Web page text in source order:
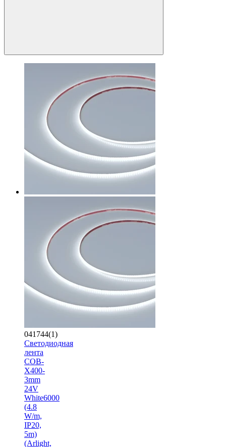
041744(1)
Светодиодная
лента
COB-
X400-
3mm
24V
White6000
(4.8
W/m,
IP20,
5m)
(Arlight,